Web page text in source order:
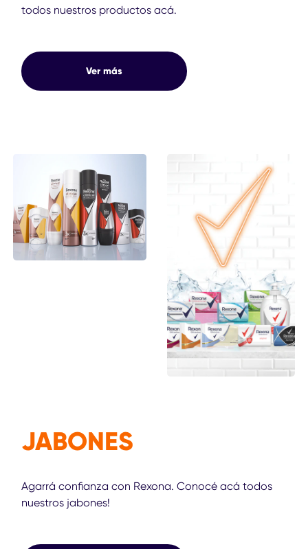
todos nuestros productos acá.
Ver más
JABONES
Agarrá confianza con Rexona. Conocé acá todos
nuestros jabones!